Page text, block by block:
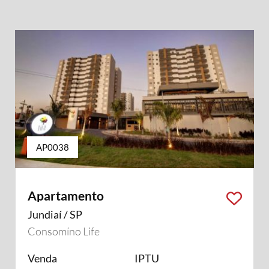
AP0038
Apartamento
Jundiaí / SP
Consomíno Life
Venda IPTU